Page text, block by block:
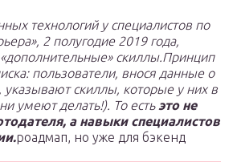
технологий у специалистов по
2 полугодие 2019 года,
скиллы.Принцип
пользователи, внося данные о
указывают скиллы, которые у них в
умеют делать!). То есть это не
а навыки специалистов
роадмап, но уже для бэкенд